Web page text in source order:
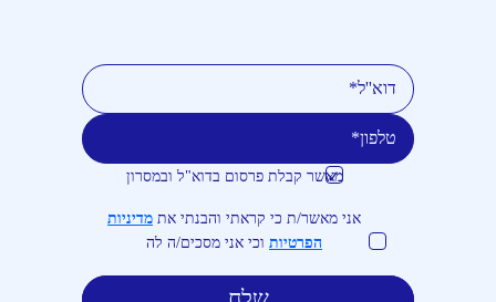
מאשר קבלת פרסום בדוא"ל ובמסרון
אני מאשר/ת כי קראתי והבנתי את מדיניות
הפרטיות וכי אני מסכים/ה לה